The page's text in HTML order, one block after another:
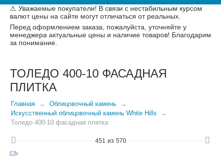
⚠ Уважаемые покупатели! В связи с нестабильным курсом
валют цены на сайте могут отличаться от реальных.
Перед оформлением заказа, пожалуйста, уточняйте у
менеджера актуальные цены и наличие товаров! Благодарим
за понимание.
ТОЛЕДО 400-10 ФАСАДНАЯ
ПЛИТКА
Главная
Облицовочный камень
Искусственный облицовочный камень White Hills
Толедо 400-10 фасадная плитка
451 из 570